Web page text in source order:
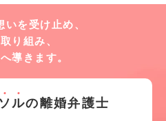
いを受け止め、
り組み、
導きます。
ソ ルの離婚弁護士